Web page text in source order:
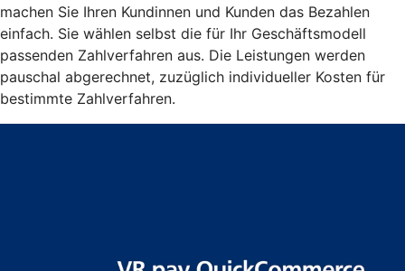
machen Sie Ihren Kundinnen und Kunden das Bezahlen
einfach. Sie wählen selbst die für Ihr Geschäftsmodell
passenden Zahlverfahren aus. Die Leistungen werden
pauschal abgerechnet, zuzüglich individueller Kosten für
bestimmte Zahlverfahren.